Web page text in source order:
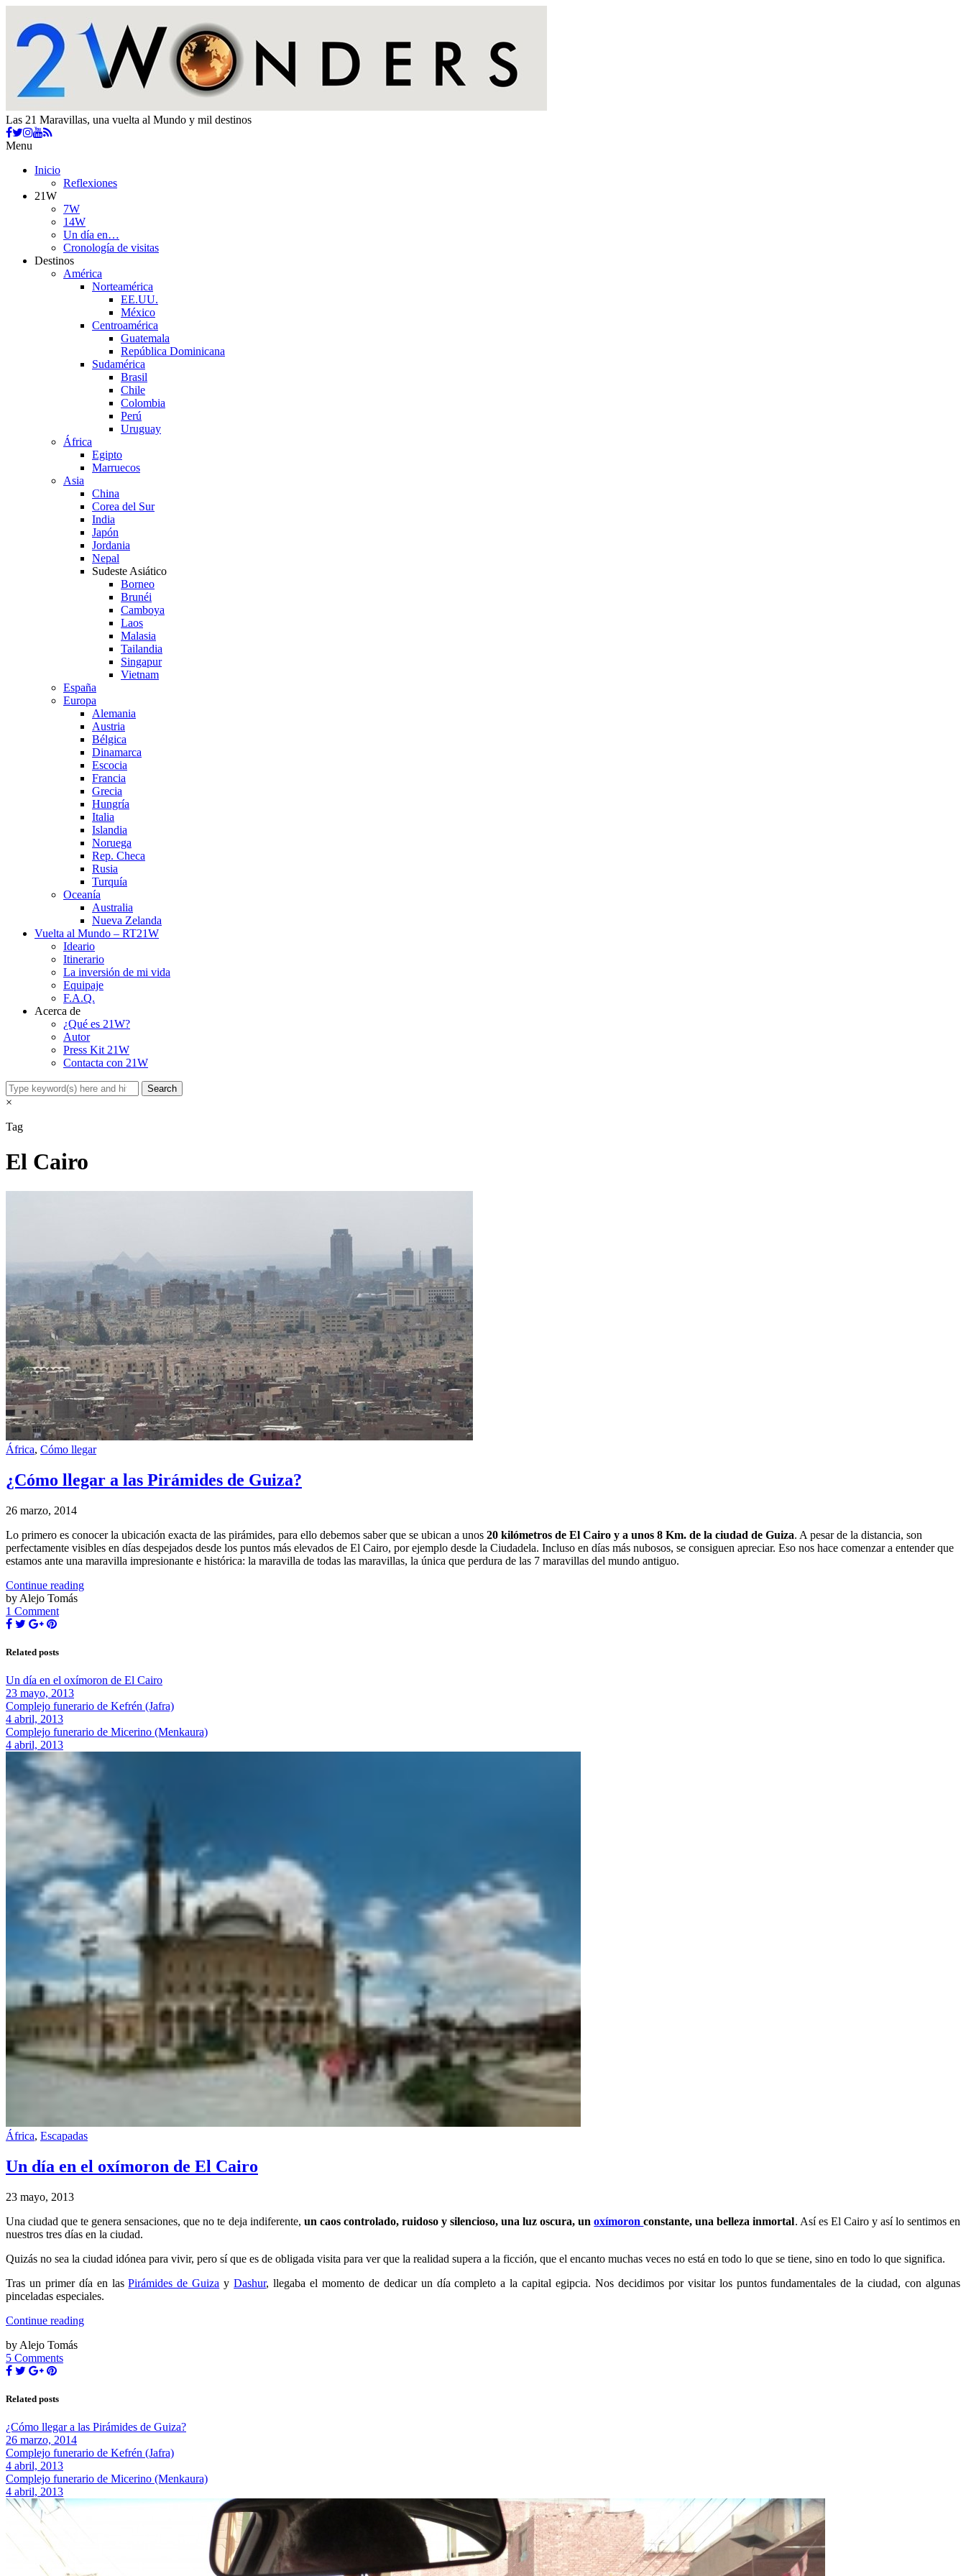
Las 21 Maravillas, una vuelta al Mundo y mil destinos
Menu
Inicio
Reflexiones
21W
7W
14W
Un día en…
Cronología de visitas
Destinos
América
Norteamérica
EE.UU.
México
Centroamérica
Guatemala
República Dominicana
Sudamérica
Brasil
Chile
Colombia
Perú
Uruguay
África
Egipto
Marruecos
Asia
China
Corea del Sur
India
Japón
Jordania
Nepal
Sudeste Asiático
Borneo
Brunéi
Camboya
Laos
Malasia
Tailandia
Singapur
Vietnam
España
Europa
Alemania
Austria
Bélgica
Dinamarca
Escocia
Francia
Grecia
Hungría
Italia
Islandia
Noruega
Rep. Checa
Rusia
Turquía
Oceanía
Australia
Nueva Zelanda
Vuelta al Mundo – RT21W
Ideario
Itinerario
La inversión de mi vida
Equipaje
F.A.Q.
Acerca de
¿Qué es 21W?
Autor
Press Kit 21W
Contacta con 21W
×
Tag
El Cairo
África, Cómo llegar
¿Cómo llegar a las Pirámides de Guiza?
26 marzo, 2014
Lo primero es conocer la ubicación exacta de las pirámides, para ello debemos saber que se ubican a unos 20 kilómetros de El Cairo y a unos 8 Km. de la ciudad de Guiza. A pesar de la distancia, son
perfectamente visibles en días despejados desde los puntos más elevados de El Cairo, por ejemplo desde la Ciudadela. Incluso en días más nubosos, se consiguen apreciar. Eso nos hace comenzar a entender que
estamos ante una maravilla impresionante e histórica: la maravilla de todas las maravillas, la única que perdura de las 7 maravillas del mundo antiguo.
Continue reading
by Alejo Tomás
1 Comment
Related posts
Un día en el oxímoron de El Cairo
23 mayo, 2013
Complejo funerario de Kefrén (Jafra)
4 abril, 2013
Complejo funerario de Micerino (Menkaura)
4 abril, 2013
África, Escapadas
Un día en el oxímoron de El Cairo
23 mayo, 2013
Una ciudad que te genera sensaciones, que no te deja indiferente, un caos controlado, ruidoso y silencioso, una luz oscura, unoxímoronconstante, una belleza inmortal. Así es El Cairo y así lo sentimos en
nuestros tres días en la ciudad.
Quizás no sea la ciudad idónea para vivir, pero sí que es de obligada visita para ver que la realidad supera a la ficción, que el encanto muchas veces no está en todo lo que se tiene, sino en todo lo que significa.
Tras un primer día en lasPirámides de Guiza yDashur, llegaba el momento de dedicar un día completo a la capital egipcia. Nos decidimos por visitar los puntos fundamentales de la ciudad, con algunas
pinceladas especiales.
Continue reading
by Alejo Tomás
5 Comments
Related posts
¿Cómo llegar a las Pirámides de Guiza?
26 marzo, 2014
Complejo funerario de Kefrén (Jafra)
4 abril, 2013
Complejo funerario de Micerino (Menkaura)
4 abril, 2013